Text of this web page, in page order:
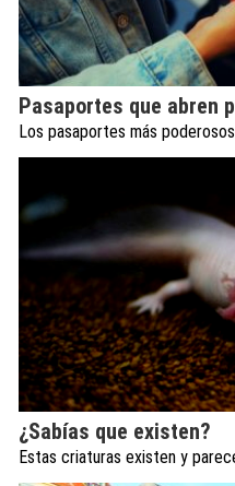
Pasaportes que abren
Los pasaportes más
¿Sabías que existen?
Estas criaturas existen y